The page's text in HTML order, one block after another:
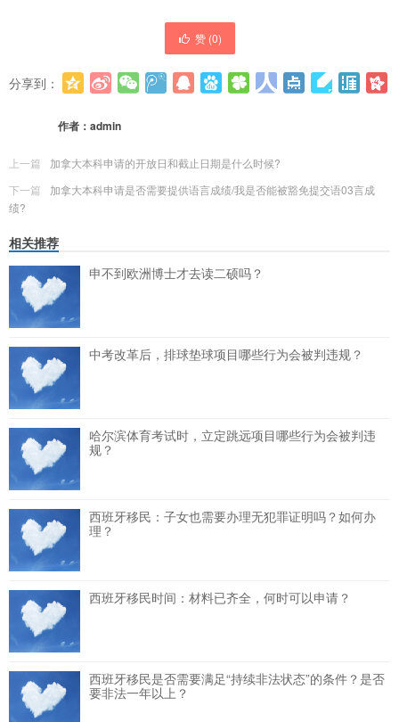
赞 (0)
分享到：
作者： admin
上一篇
加拿大本科申请的开放日和截止日期是什么时候?
下一篇
加拿大本科申请是否需要提供语言成绩/我是否能被豁免提交语03言成
绩?
相关推荐
申不到欧洲博士才去读二硕吗？
中考改革后，排球垫球项目哪些行为会被判违规？
哈尔滨体育考试时，立定跳远项目哪些行为会被判违
规？
西班牙移民：子女也需要办理无犯罪证明吗？如何办
理？
西班牙移民时间：材料已齐全，何时可以申请？
西班牙移民是否需要满足“持续非法状态”的条件？是否
要非法一年以上？